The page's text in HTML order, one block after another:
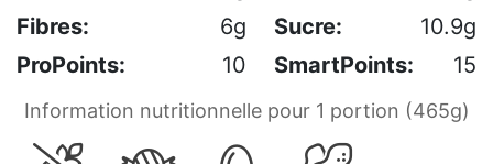
Fibres:
6g Sucre:
10.9g
ProPoints:
10 SmartPoints: 15
Information nutritionnelle pour 1 portion (465g)